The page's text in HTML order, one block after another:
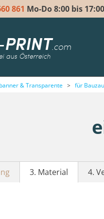
861 Mo-Do 8:00 bis
.com
aus Österreich
& Transparente > für
3. Material 4.